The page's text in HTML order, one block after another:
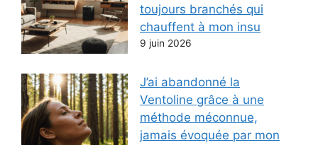
toujours branchés qui
chauffent à mon insu
9 juin 2026
J’ai abandonné la
Ventoline grâce à une
méthode méconnue,
jamais évoquée par mon